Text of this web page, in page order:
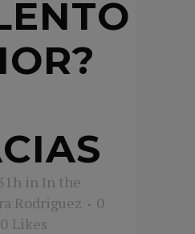
in In the
Rodriguez
0
0 Likes